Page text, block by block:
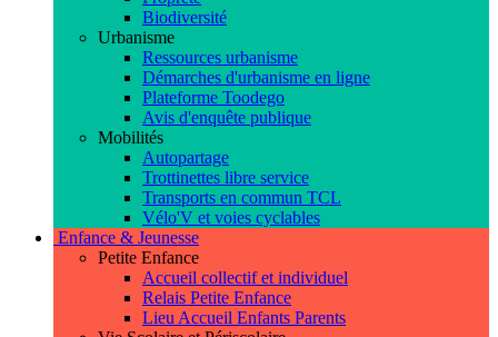
Biodiversité
Urbanisme
Ressources urbanisme
Démarches d'urbanisme en ligne
Plateforme Toodego
Avis d'enquête publique
Mobilités
Autopartage
Trottinettes libre service
Transports en commun TCL
Vélo'V et voies cyclables
Enfance & Jeunesse
Petite Enfance
Accueil collectif et individuel
Relais Petite Enfance
Lieu Accueil Enfants Parents